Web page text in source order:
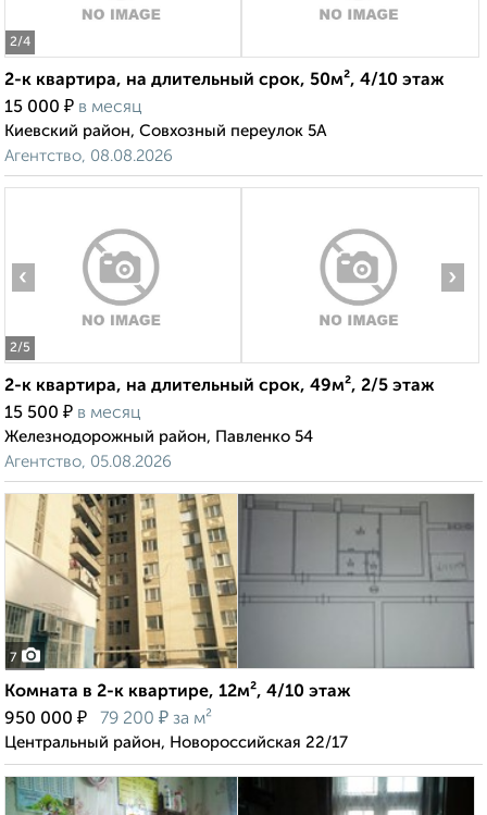
2/4
2-к квартира, на длительный срок, 50м², 4/10 этаж
15 000 ₽ в месяц
Киевский район, Совхозный переулок 5А
Агентство, 08.08.2026
2/5
‹ ›
2-к квартира, на длительный срок, 49м², 2/5 этаж
15 500 ₽ в месяц
Железнодорожный район, Павленко 54
Агентство, 05.08.2026
7
Комната в 2-к квартире, 12м², 4/10 этаж
950 000 ₽ 79 200 ₽ за м²
Центральный район, Новороссийская 22/17